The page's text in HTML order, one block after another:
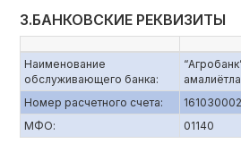
3.БАНКОВСКИЕ РЕКВИЗИТЫ
Наименование
обслуживающего банка:
Номер расчетного счета:
МФО:
01140